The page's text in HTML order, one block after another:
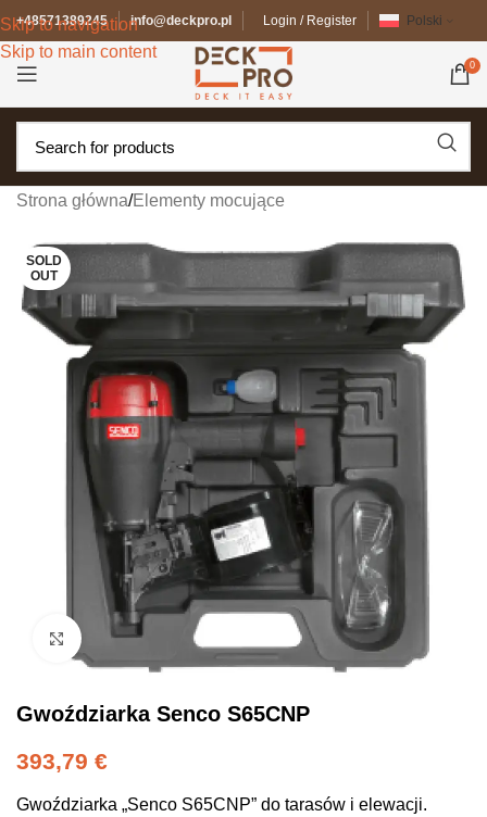
Skip to navigation
Skip to main content
+48571389245 info@deckpro.pl Login / Register Polski
0
Strona główna/Elementy mocujące
SOLD
OUT
Click to enlarge
Gwoździarka Senco S65CNP
393,79 €
Gwoździarka „Senco S65CNP” do tarasów i elewacji.